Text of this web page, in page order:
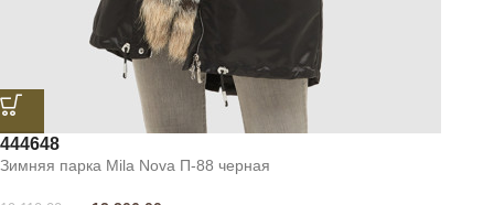
444648
Зимняя парка Mila Nova П-88 черная